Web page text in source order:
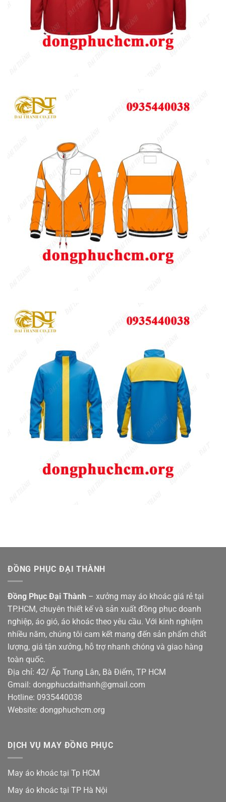
ĐỒNG PHỤC ĐẠI THÀNH
Đồng Phục Đại Thành – xưởng may áo khoác giá rẻ tại
TP.HCM, chuyên thiết kế và sản xuất đồng phục doanh
nghiệp, áo gió, áo khoác theo yêu cầu. Với kinh nghiệm
nhiều năm, chúng tôi cam kết mang đến sản phẩm chất
lượng, giá tận xưởng, hỗ trợ nhanh chóng và giao hàng
toàn quốc.
Địa chỉ: 42/ Ấp Trung Lân, Bà Điểm, TP HCM
Gmail: dongphucdaithanh@gmail.com
Hotline: 0935440038
Website: dongphuchcm.org
DỊCH VỤ MAY ĐỒNG PHỤC
May áo khoác tại Tp HCM
May áo khoác tại TP Hà Nội